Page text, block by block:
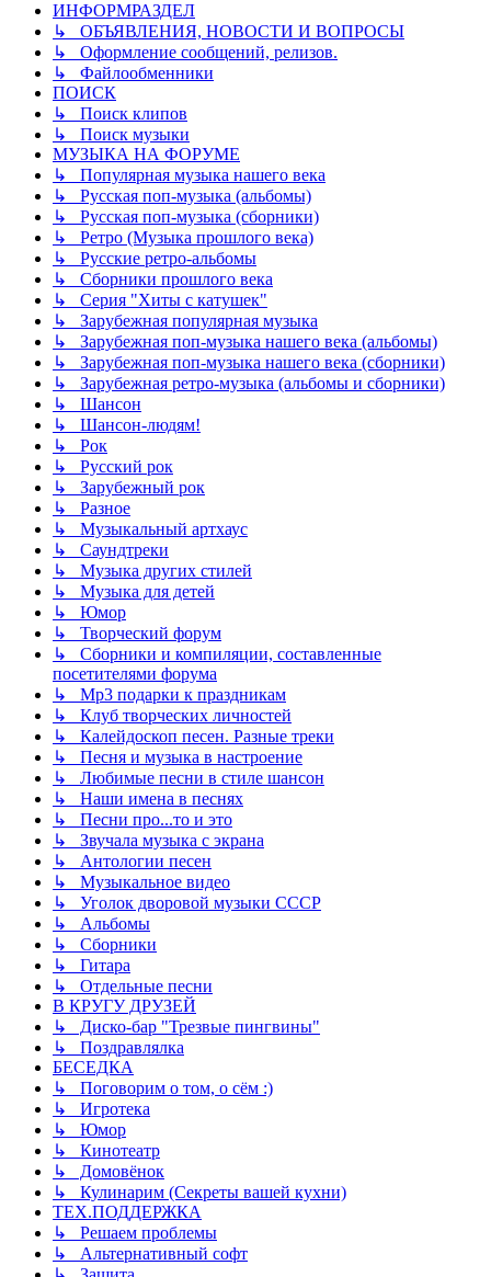
ИНФОРМРАЗДЕЛ
↳ ОБЪЯВЛЕНИЯ, НОВОСТИ И ВОПРОСЫ
↳ Оформление сообщений, релизов.
↳ Файлообменники
ПОИСК
↳ Поиск клипов
↳ Поиск музыки
МУЗЫКА НА ФОРУМЕ
↳ Популярная музыка нашего века
↳ Русская поп-музыка (альбомы)
↳ Русская поп-музыка (сборники)
↳ Ретро (Музыка прошлого века)
↳ Русские ретро-альбомы
↳ Сборники прошлого века
↳ Серия "Хиты с катушек"
↳ Зарубежная популярная музыка
↳ Зарубежная поп-музыка нашего века (альбомы)
↳ Зарубежная поп-музыка нашего века (сборники)
↳ Зарубежная ретро-музыка (альбомы и сборники)
↳ Шансон
↳ Шансон-людям!
↳ Рок
↳ Русский рок
↳ Зарубежный рок
↳ Разное
↳ Музыкальный артхаус
↳ Саундтреки
↳ Музыка других стилей
↳ Музыка для детей
↳ Юмор
↳ Творческий форум
↳ Сборники и компиляции, составленные
посетителями форума
↳ Mp3 подарки к праздникам
↳ Клуб творческих личностей
↳ Калейдоскоп песен. Разные треки
↳ Песня и музыка в настроение
↳ Любимые песни в стиле шансон
↳ Наши имена в песнях
↳ Песни про...то и это
↳ Звучала музыка с экрана
↳ Антологии песен
↳ Музыкальное видео
↳ Уголок дворовой музыки СССР
↳ Альбомы
↳ Сборники
↳ Гитара
↳ Отдельные песни
В КРУГУ ДРУЗЕЙ
↳ Диско-бар "Трезвые пингвины"
↳ Поздравлялка
БЕСЕДКА
↳ Поговорим о том, о сём :)
↳ Игротека
↳ Юмор
↳ Кинотеатр
↳ Домовёнок
↳ Кулинарим (Секреты вашей кухни)
ТЕХ.ПОДДЕРЖКА
↳ Решаем проблемы
↳ Альтернативный софт